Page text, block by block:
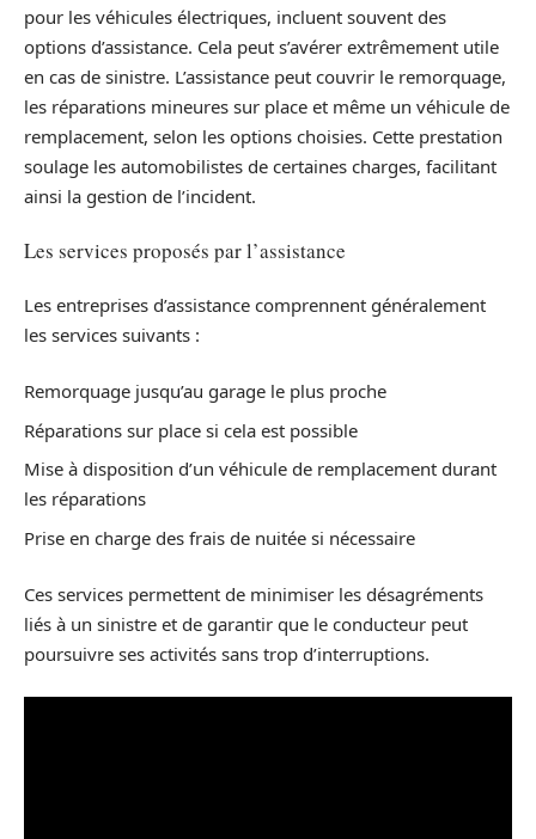
pour les véhicules électriques, incluent souvent des
options d’assistance. Cela peut s’avérer extrêmement utile
en cas de sinistre. L’assistance peut couvrir le remorquage,
les réparations mineures sur place et même un véhicule de
remplacement, selon les options choisies. Cette prestation
soulage les automobilistes de certaines charges, facilitant
ainsi la gestion de l’incident.
Les services proposés par l’assistance
Les entreprises d’assistance comprennent généralement
les services suivants :
Remorquage jusqu’au garage le plus proche
Réparations sur place si cela est possible
Mise à disposition d’un véhicule de remplacement durant
les réparations
Prise en charge des frais de nuitée si nécessaire
Ces services permettent de minimiser les désagréments
liés à un sinistre et de garantir que le conducteur peut
poursuivre ses activités sans trop d’interruptions.